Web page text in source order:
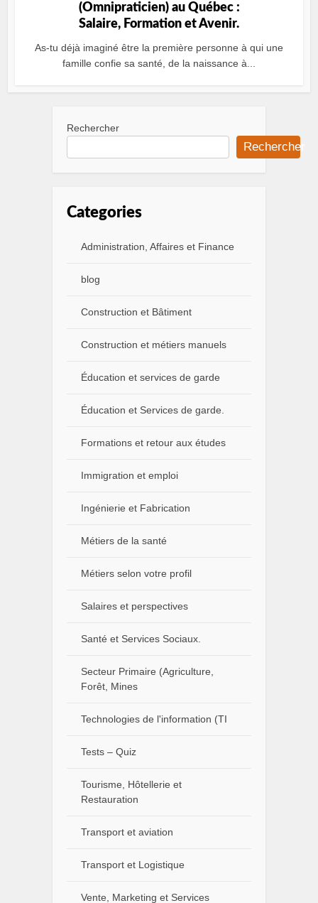
(Omnipraticien) au Québec :
Salaire, Formation et Avenir.
As-tu déjà imaginé être la première personne à qui une
famille confie sa santé, de la naissance à...
Rechercher
Rechercher
Categories
Administration, Affaires et Finance
blog
Construction et Bâtiment
Construction et métiers manuels
Éducation et services de garde
Éducation et Services de garde.
Formations et retour aux études
Immigration et emploi
Ingénierie et Fabrication
Métiers de la santé
Métiers selon votre profil
Salaires et perspectives
Santé et Services Sociaux.
Secteur Primaire (Agriculture,
Forêt, Mines
Technologies de l'information (TI
Tests – Quiz
Tourisme, Hôtellerie et
Restauration
Transport et aviation
Transport et Logistique
Vente, Marketing et Services